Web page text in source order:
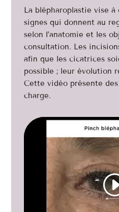
La blépharoplastie vise
signes qui donnent au
selon l’anatomie et les
consultation. Les
afin que les cicatrices
possible ; leur évolution
Cette vidéo présente
charge.
Cliquez pour
marketing et